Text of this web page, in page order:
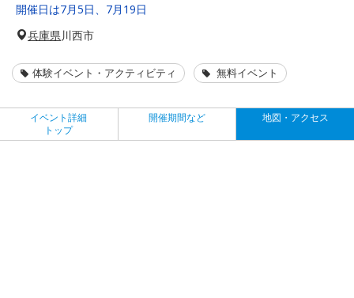
開催日は7月5日、7月19日
兵庫県 川西市
体験イベント・アクティビティ 無料イベント
イベント詳細
トップ
開催期間など 地図・アクセス